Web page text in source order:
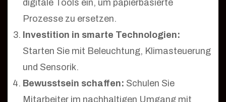
digitale Tools ein, um papierbasierte
Prozesse zu ersetzen.
Investition in smarte Technologien:
Starten Sie mit Beleuchtung, Klimasteuerung
und Sensorik.
Bewusstsein schaffen: Schulen Sie
Mitarbeiter im nachhaltigen Umgang mit